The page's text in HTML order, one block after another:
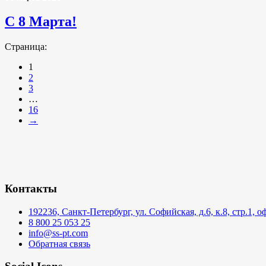
С 8 Марта!
Страница:
1
2
3
…
16
→
Контакты
192236, Санкт-Петербург, ул. Софийская, д.6, к.8, стр.1,
8 800 25 053 25
info@ss-pt.com
Обратная связь